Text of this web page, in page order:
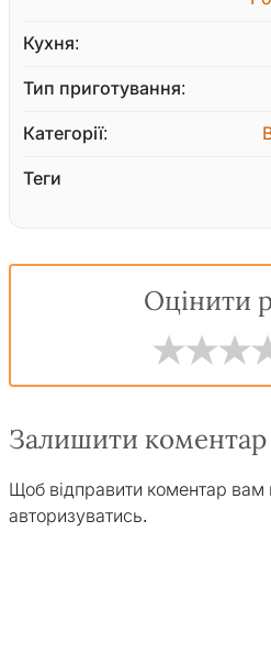
Кухня:
Тип приготування:
Категорії:
Теги
Оцінити
Залишити коментар
Щоб відправити коментар вам
авторизуватись.